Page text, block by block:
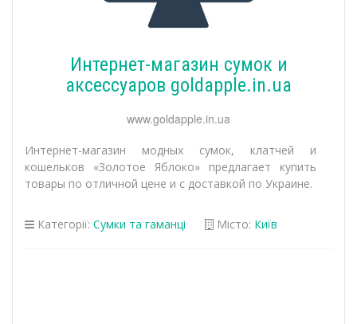
Интернет-магазин сумок и
аксессуаров goldapple.in.ua
www.goldapple.in.ua
Интернет-магазин модных сумок, клатчей и
кошельков «Золотое Яблоко» предлагает купить
товары по отличной цене и с доставкой по Украине.
Категорії: Сумки та гаманці Місто: Київ